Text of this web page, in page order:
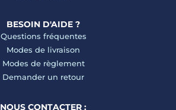
BESOIN D'AIDE ?
Questions fréquentes
Modes de livraison
Modes de règlement
Demander un retour
NOUS CONTACTER :